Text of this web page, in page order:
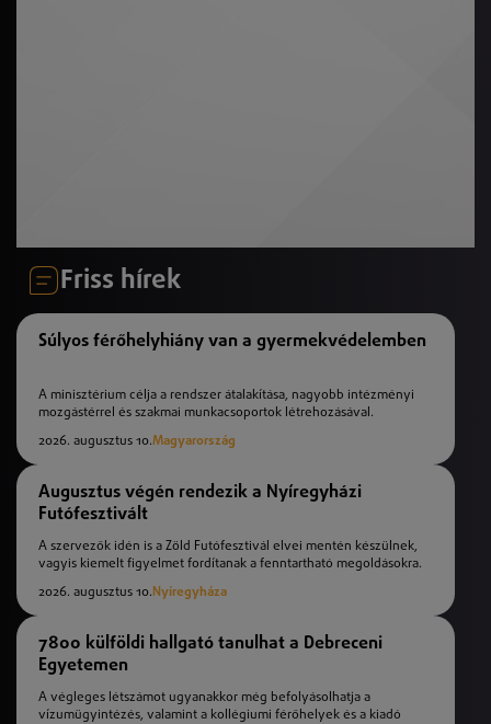
Friss hírek
Súlyos férőhelyhiány van a gyermekvédelemben
A minisztérium célja a rendszer átalakítása, nagyobb intézményi
mozgástérrel és szakmai munkacsoportok létrehozásával.
2026. augusztus 10.Magyarország
Augusztus végén rendezik a Nyíregyházi
Futófesztivált
A szervezők idén is a Zöld Futófesztivál elvei mentén készülnek,
vagyis kiemelt figyelmet fordítanak a fenntartható megoldásokra.
2026. augusztus 10. Nyíregyháza
7800 külföldi hallgató tanulhat a Debreceni
Egyetemen
A végleges létszámot ugyanakkor még befolyásolhatja a
vízumügyintézés, valamint a kollégiumi férőhelyek és a kiadó